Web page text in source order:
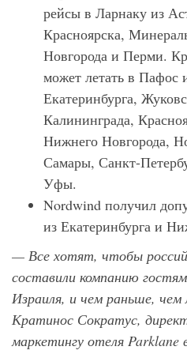
рейсы в Ларнаку из
Красноярска,
Новгорода и Перми.
может летать в Пафос
Екатеринбурга,
Калининграда,
Нижнего Новгорода,
Самары, Санкт-
Уфы.
Nordwind получил
из Екатеринбурга и
— Все хотят, чтобы
составили компанию
Израиля, и чем раньше,
Кратинос Сократус,
маркетингу отеля Parklane